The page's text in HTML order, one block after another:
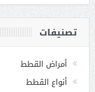
تصنيفات
أمراض القطط
أنواع القطط